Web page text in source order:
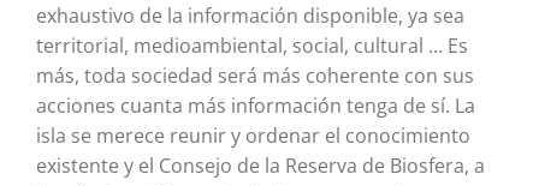
exhaustivo de la información disponible, ya sea
territorial, medioambiental, social, cultural … Es
más, toda sociedad será más coherente con sus
acciones cuanta más información tenga de sí. La
isla se merece reunir y ordenar el conocimiento
existente y el Consejo de la Reserva de Biosfera, a